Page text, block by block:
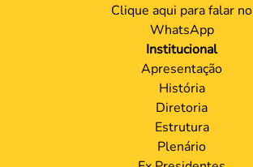
Clique aqui para falar no
WhatsApp
Institucional
Apresentação
História
Diretoria
Estrutura
Plenário